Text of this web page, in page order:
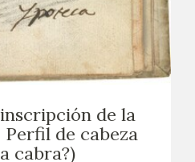
de la
de cabeza
cabra?)